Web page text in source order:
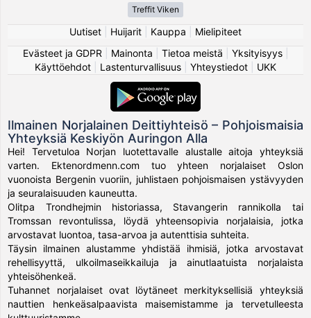
Treffit Viken
Uutiset Huijarit Kauppa
Mielipiteet
Evästeet ja GDPR
Mainonta Tietoa meistä Yksityisyys|
Käyttöehdot
Lastenturvallisuus Yhteystiedot UKK
Ilmainen Norjalainen Deittiyhteisö – Pohjoismaisia
Yhteyksiä Keskiyön Auringon Alla
Hei! Tervetuloa Norjan luotettavalle alustalle aitoja yhteyksiä
varten. Ektenordmenn.com tuo yhteen norjalaiset Oslon
vuonoista Bergenin vuoriin, juhlistaen pohjoismaisen ystävyyden
ja seuralaisuuden kauneutta.
Olitpa Trondhejmin historiassa, Stavangerin rannikolla tai
Tromssan revontulissa, löydä yhteensopivia norjalaisia, jotka
arvostavat luontoa, tasa-arvoa ja autenttisia suhteita.
Täysin ilmainen alustamme yhdistää ihmisiä, jotka arvostavat
rehellisyyttä, ulkoilmaseikkailuja ja ainutlaatuista norjalaista
yhteisöhenkeä.
Tuhannet norjalaiset ovat löytäneet merkityksellisiä yhteyksiä
nauttien henkeäsalpaavista maisemistamme ja tervetulleesta